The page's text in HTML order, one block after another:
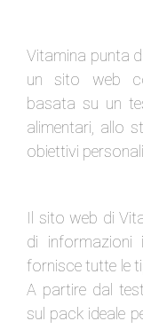
Vitamina punta
un sito web
basata su un
alimentari, allo
obiettivi
Il sito web di
di
fornisce tutte le
A partire dal
sul pack ideale